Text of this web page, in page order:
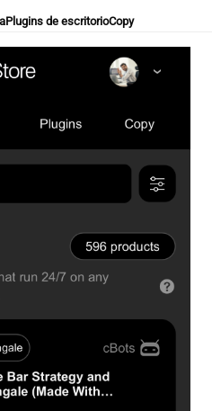
Plugins de escritorioCopy